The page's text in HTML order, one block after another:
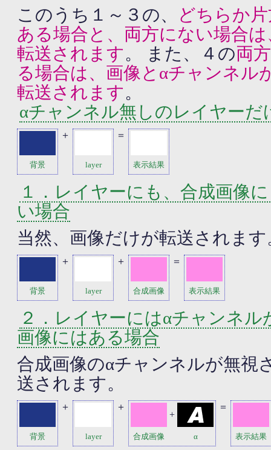
このうち１～３の、
どちらか
ある場合と、両方にない場合
転送されます。 また、４の両
る場合は、画像とαチャンネル
転送されます。
αチャンネル無しのレイヤーだ
背景
＋
layer
＝
表示結果
１．レイヤーにも、合成画像
い場合
当然、画像だけが転送されます
背景
＋
layer
＋
合成画像
＝
表示結果
２．レイヤーにはαチャンネ
画像にはある場合
合成画像のαチャンネルが無視
送されます。
背景
＋
layer
＋
+
合成画像 α
＝
表示結果